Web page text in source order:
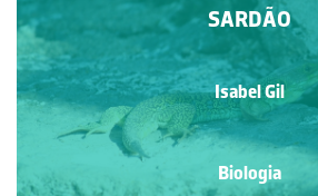
SARDÃO
Isabel Gil
Biologia